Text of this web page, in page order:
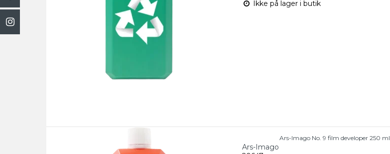
Ikke på lager i butik
Ars-Imago No. 9 film developer 250 ml
Ars-Imago